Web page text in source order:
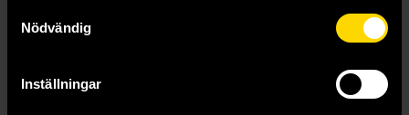
Nödvändig
Inställningar